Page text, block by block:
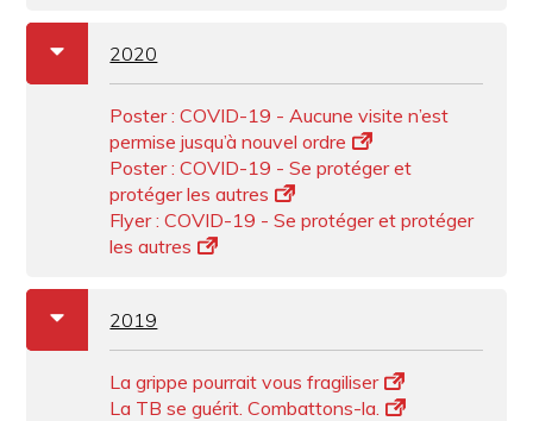
a
b 2020
Poster : COVID-19 - Aucune visite n’est
permise jusqu’à nouvel ordre
Poster : COVID-19 - Se protéger et
protéger les autres
Flyer : COVID-19 - Se protéger et protéger
les autres
a
b 2019
La grippe pourrait vous fragiliser
La TB se guérit. Combattons-la.